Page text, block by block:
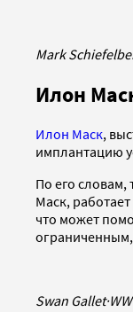
Mark
Илон
Илон Маск,
имплантацию
По его
Маск,
что может
Swan Gallet·